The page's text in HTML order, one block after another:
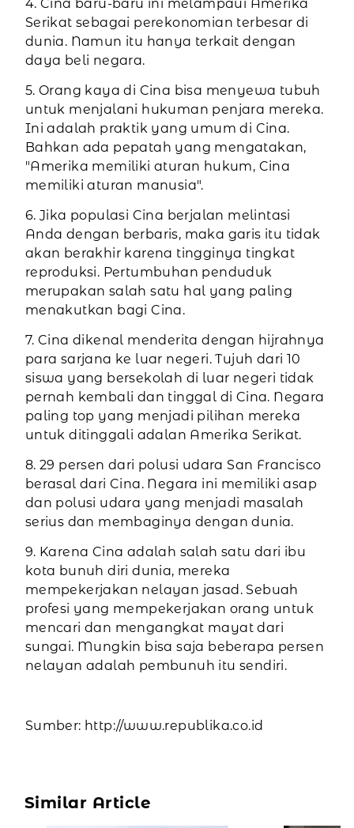
4. Cina baru-baru ini melampaui Amerika
Serikat sebagai perekonomian terbesar di
dunia. Namun itu hanya terkait dengan
daya beli negara.
5. Orang kaya di Cina bisa menyewa tubuh
untuk menjalani hukuman penjara mereka.
Ini adalah praktik yang umum di Cina.
Bahkan ada pepatah yang mengatakan,
"Amerika memiliki aturan hukum, Cina
memiliki aturan manusia".
6. Jika populasi Cina berjalan melintasi
Anda dengan berbaris, maka garis itu tidak
akan berakhir karena tingginya tingkat
reproduksi. Pertumbuhan penduduk
merupakan salah satu hal yang paling
menakutkan bagi Cina.
7. Cina dikenal menderita dengan hijrahnya
para sarjana ke luar negeri. Tujuh dari 10
siswa yang bersekolah di luar negeri tidak
pernah kembali dan tinggal di Cina. Negara
paling top yang menjadi pilihan mereka
untuk ditinggali adalan Amerika Serikat.
8. 29 persen dari polusi udara San Francisco
berasal dari Cina. Negara ini memiliki asap
dan polusi udara yang menjadi masalah
serius dan membaginya dengan dunia.
9. Karena Cina adalah salah satu dari ibu
kota bunuh diri dunia, mereka
mempekerjakan nelayan jasad. Sebuah
profesi yang mempekerjakan orang untuk
mencari dan mengangkat mayat dari
sungai. Mungkin bisa saja beberapa persen
nelayan adalah pembunuh itu sendiri.
Sumber: http://www.republika.co.id
Similar Article